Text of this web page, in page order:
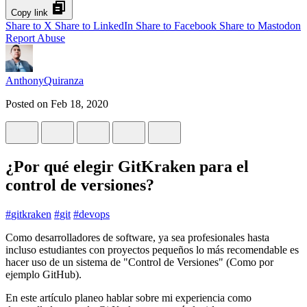
Copy link
Share to X Share to LinkedIn Share to Facebook Share to Mastodon
Report Abuse
AnthonyQuiranza
Posted on Feb 18, 2020
¿Por qué elegir GitKraken para el
control de versiones?
#gitkraken #git #devops
Como desarrolladores de software, ya sea profesionales hasta
incluso estudiantes con proyectos pequeños lo más recomendable es
hacer uso de un sistema de "Control de Versiones" (Como por
ejemplo GitHub).
En este artículo planeo hablar sobre mi experiencia como